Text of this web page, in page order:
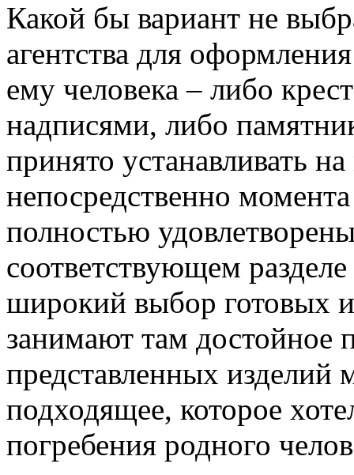
Какой бы вариант не
агентства для
ему человека – либо
надписями, либо
принято устанавливать
непосредственно
полностью
соответствующем
широкий выбор готовых
занимают там достойное
представленных изделий
подходящее, которое
погребения родного